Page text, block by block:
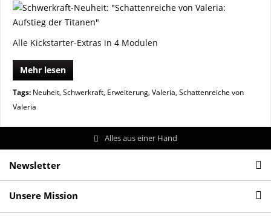
Alle Kickstarter-Extras in 4 Modulen
Mehr lesen
Tags: Neuheit, Schwerkraft, Erweiterung, Valeria, Schattenreiche von
Valeria
Alles aus einer Hand
Newsletter
Unsere Mission